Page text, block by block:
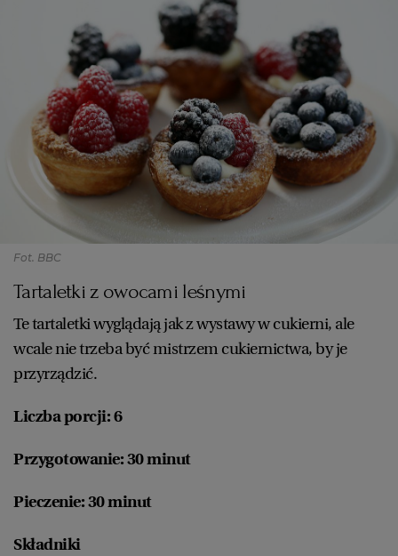
KRAKÓW
LUBLIN
ŁÓDŹ
OLSZTYN
OPOLE
PŁOCK
POZNAŃ
RYBNIK
SPORT.PL
PUBLIO.PL
KULTURALNYSKLEP.PL
DZIECKO
ZDROWIE
POGODA
PODRÓŻE
FORUM
Fot. BBC
Tartaletki z owocami leśnymi
Te tartaletki wyglądają jak z wystawy w cukierni, ale
wcale nie trzeba być mistrzem cukiernictwa, by je
przyrządzić.
Liczba porcji: 6
Przygotowanie: 30 minut
Pieczenie: 30 minut
Składniki